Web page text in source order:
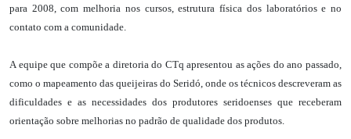
para 2008, com melhoria nos cursos, estrutura física dos laboratórios e no
contato com a comunidade.
A equipe que compõe a diretoria do CTq apresentou as ações do ano passado,
como o mapeamento das queijeiras do Seridó, onde os técnicos descreveram as
dificuldades e as necessidades dos produtores seridoenses que receberam
orientação sobre melhorias no padrão de qualidade dos produtos.